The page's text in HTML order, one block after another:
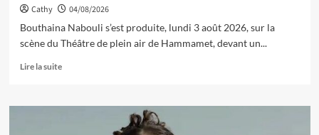
Cathy
04/08/2026
Bouthaina Nabouli s’est produite, lundi 3 août 2026, sur la
scène du Théâtre de plein air de Hammamet, devant un...
Lire la suite